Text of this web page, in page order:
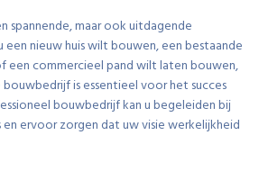
spannende, maar ook uitdagende
een nieuw huis wilt bouwen, een bestaande
een commercieel pand wilt laten bouwen,
is essentieel voor het succes
bouwbedrijf kan u begeleiden bij
ervoor zorgen dat uw visie werkelijkheid